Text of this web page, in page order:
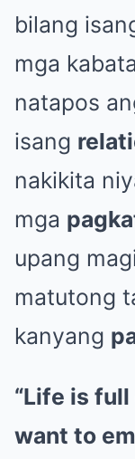
bilang
mga
natapos
isang
nakikita
mga
upang
matutong
kanyang
“Life is
want to